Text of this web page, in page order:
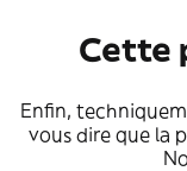
Cette
Enfin,
vous dire que la